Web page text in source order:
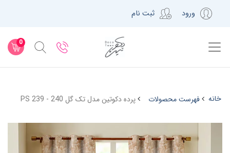
ورود ثبت نام
0
خانه فهرست محصولات پرده دکوتین مدل تک گل PS 239 - 240